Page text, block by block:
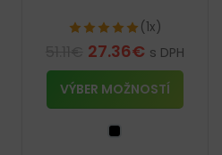
(1x)
27.36€ s DPH
VÝBER MOŽNOSTÍ